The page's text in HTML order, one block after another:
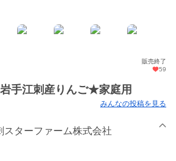
販売終了
59
手江刺産りんご★家庭用
みんなの投稿を見る
スターファーム株式会社